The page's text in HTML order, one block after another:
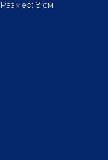
Размер: 8 см